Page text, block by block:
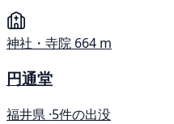
神社・寺院 664 m
円通堂
福井県 ·5件の出没